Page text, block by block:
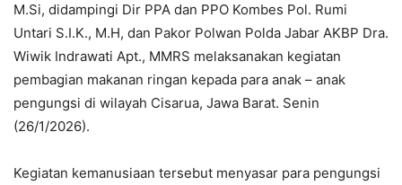
M.Si, didampingi Dir PPA dan PPO Kombes Pol. Rumi
Untari S.I.K., M.H, dan Pakor Polwan Polda Jabar AKBP Dra.
Wiwik Indrawati Apt., MMRS melaksanakan kegiatan
pembagian makanan ringan kepada para anak – anak
pengungsi di wilayah Cisarua, Jawa Barat. Senin
(26/1/2026).
Kegiatan kemanusiaan tersebut menyasar para pengungsi